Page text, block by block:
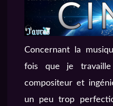
Concernant la
fois que je
compositeur et
un peu trop